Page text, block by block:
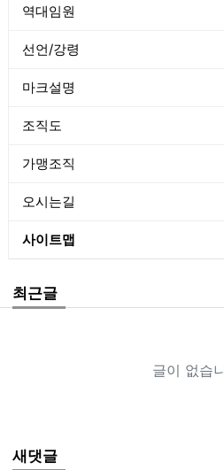
역대임원
선언/강령
마크설명
조직도
가맹조직
오시는길
사이트맵
최근글
글이 없습
새댓글